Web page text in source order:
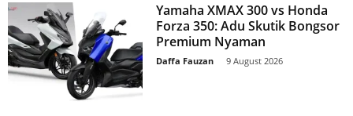
Yamaha XMAX 300 vs Honda
Forza 350: Adu Skutik Bongsor
Premium Nyaman
Daffa Fauzan 9 August 2026